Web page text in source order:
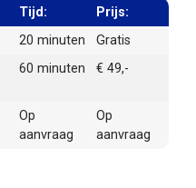
Tijd:
Prijs:
20 minuten
Gratis
60 minuten € 49,-
Op
aanvraag
Op
aanvraag